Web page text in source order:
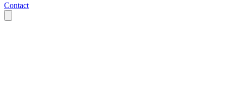
Contact